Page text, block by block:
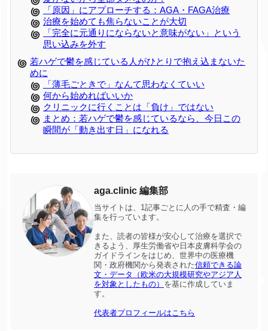
「原因」にアプローチする：AGA・FAGA治療
治療を始めても焦らないことが大切
「完全に元通りにならないと意味がない」という
思い込みを外す
若ハゲで鬱を感じている人がひとりで抱え込まないた
めに
「薄毛ごときで」なんて思わなくていい
何から始めればいいか
クリニックに行くことは「負け」ではない
まとめ：若ハゲで鬱を感じているなら、今日この
瞬間が「動き出す日」になれる
aga.clinic 編集部
当サイトは、1記事ごとに人の手で精査・編
集を行っています。
また、読者の皆様が安心して治療を選択で
きるよう、厚生労働省や日本皮膚科学会の
ガイドラインをはじめ、世界中の医療機
関・政府機関から発表された信頼できる論
文・データ（欧米の大規模研究やアジア人
を対象としたもの） を基に作成していま
す。
代表者プロフィールはこちら